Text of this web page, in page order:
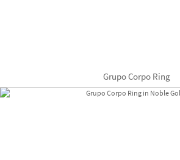
Grupo Corpo Ring